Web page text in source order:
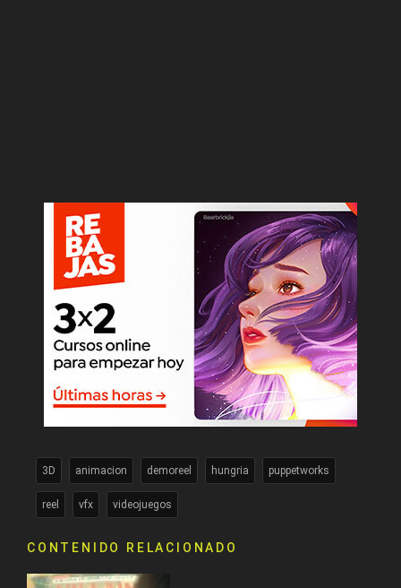
3D animacion demoreel hungria puppetworks
reel vfx videojuegos
CONTENIDO RELACIONADO